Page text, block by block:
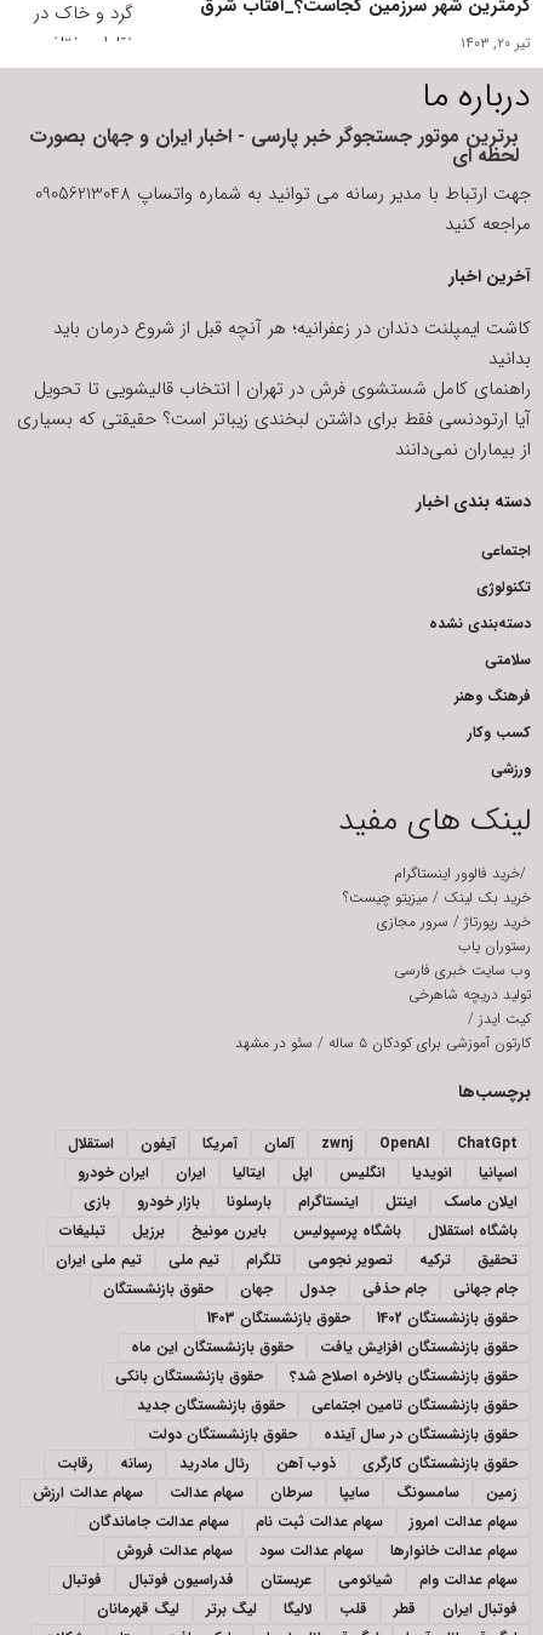
تیر ۲۰, ۱۴۰۳
درباره ما
برترین موتور جستجوگر خبر پارسی - اخبار ایران و جهان بصورت
لحظه ای
جهت ارتباط با مدیر رسانه می توانید به شماره واتساپ 09056213048
مراجعه کنید
آخرین اخبار
کاشت ایمپلنت دندان در زعفرانیه؛ هر آنچه قبل از شروع درمان باید
بدانید
راهنمای کامل شستشوی فرش در تهران | انتخاب قالیشویی تا تحویل
آیا ارتودنسی فقط برای داشتن لبخندی زیباتر است؟ حقیقتی که بسیاری
از بیماران نمی‌دانند
دسته بندی اخبار
اجتماعی
تکنولوژی
دسته‌بندی نشده
سلامتی
فرهنگ وهنر
کسب وکار
ورزشی
لینک های مفید
/خرید فالوور اینستاگرام
خرید بک لینک / میزیتو چیست؟
خرید رپورتاژ / سرور مجازی
رستوران یاب
وب سایت خبری فارسی
تولید دریچه شاهرخی
کیت ایدز /
کارتون آموزشی برای کودکان ۵ ساله
/ سئو در مشهد
برچسب‌ها
ChatGpt
OpenAI
zwnj آلمان آمریکا آیفون
استقلال
اسپانیا
انویدیا انگلیس اپل ایتالیا ایران
ایران خودرو
ایلان ماسک
اینتل اینستاگرام بارسلونا بازار خودرو
بازی
باشگاه استقلال
باشگاه پرسپولیس بایرن مونیخ برزیل
تبلیغات
تحقیق
ترکیه تصویر نجومی تلگرام تیم ملی
تیم ملی ایران
جام جهانی
جام حذفی جدول جهان
حقوق بازنشستگان
حقوق بازنشستگان 1402
حقوق بازنشستگان 1403
حقوق بازنشستگان افزایش یافت
حقوق بازنشستگان این ماه
حقوق بازنشستگان بالاخره اصلاح شد؟
حقوق بازنشستگان بانکی
حقوق بازنشستگان تامین اجتماعی
حقوق بازنشستگان جدید
حقوق بازنشستگان در سال آینده
حقوق بازنشستگان دولت
حقوق بازنشستگان کارگری
ذوب آهن رئال مادرید رسانه
رقابت
زمین
سامسونگ سایپا سرطان سهام عدالت
سهام عدالت ارزش
سهام عدالت امروز
سهام عدالت ثبت نام
سهام عدالت جاماندگان
سهام عدالت خانوارها
سهام عدالت سود
سهام عدالت فروش
سهام عدالت وام
شیائومی عربستان فدراسیون فوتبال
فوتبال
فوتبال ایران
قطر قلب لالیگا لیگ برتر
لیگ قهرمانان